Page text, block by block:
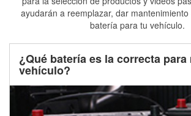
ayudarán a reemplazar, dar
batería para tu vehículo.
¿Qué batería es la correcta para
vehículo?